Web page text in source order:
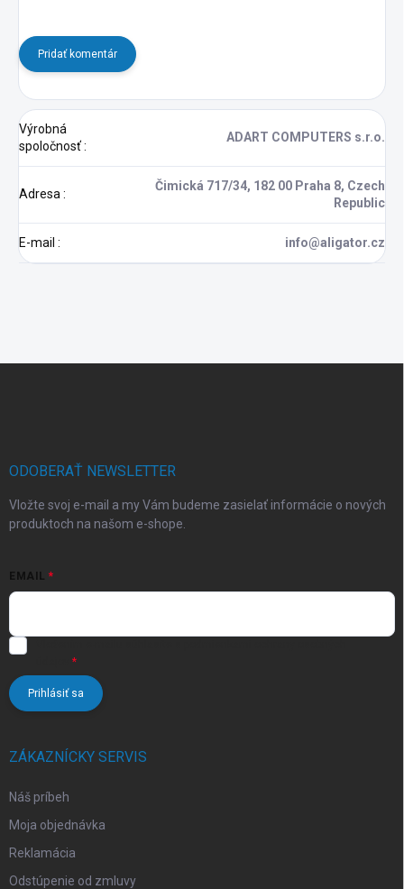
Pridať komentár
Výrobná
spoločnosť:
ADART COMPUTERS s.r.o.
Adresa :
Čimická 717/34, 182 00 Praha 8, Czech
Republic
E-mail : info@aligator.cz
ODOBERAŤ NEWSLETTER
Vložte svoj e-mail a my Vám budeme zasielať informácie o nových
produktoch na našom e-shope.
EMAIL
Prihlásiť sa
ZÁKAZNÍCKY SERVIS
Náš príbeh
Moja objednávka
Reklamácia
Odstúpenie od zmluvy